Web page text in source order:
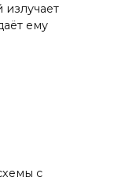
ему
с